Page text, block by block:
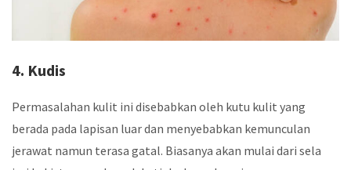
4. Kudis
Permasalahan kulit ini disebabkan oleh kutu kulit yang
berada pada lapisan luar dan menyebabkan kemunculan
jerawat namun terasa gatal. Biasanya akan mulai dari sela